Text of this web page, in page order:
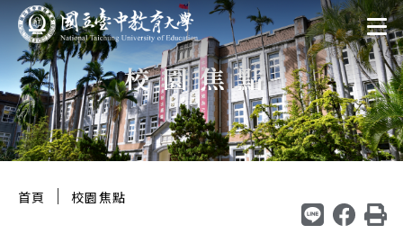
跳
至
主
要
區
:::
校園焦點
首頁 ｜ 校園焦點